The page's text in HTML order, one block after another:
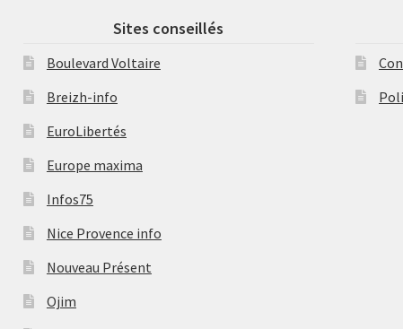
Sites conseillés
Boulevard Voltaire
Breizh-info
EuroLibertés
Europe maxima
Infos75
Nice Provence info
Nouveau Présent
Ojim